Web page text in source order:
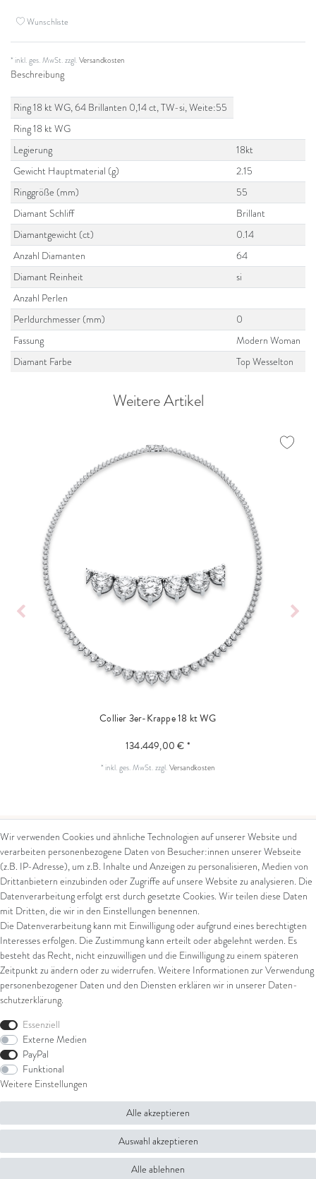
Wunschliste
* inkl. ges. MwSt. zzgl.Versandkosten
Beschreibung
Ring 18 kt WG, 64 Brillanten 0,14 ct, TW-si, Weite:55
Ring 18 kt WG
Legierung
18kt
Gewicht Hauptmaterial (g)
2.15
Ringgröße (mm)
55
Diamant Schliff
Brillant
Diamantgewicht (ct)
0.14
Anzahl Diamanten
64
Diamant Reinheit
si
Anzahl Perlen
Perldurchmesser (mm)
0
Fassung
Modern Woman
Diamant Farbe
Top Wesselton
Weitere Artikel
Collier 3er-Krappe 18 kt WG
134.449,00 € *
* inkl. ges. MwSt.zzgl.Versandkosten
Kontakt
Kontaktformular
Arena in Arte GmbH
Marktgasse 2,
8600 Dübendorf
Tel: +41 44 821 60 40
E-Mail:info@goldschmiede-
arena.com
Rechtliches
AGB
Impressum
Datenschutz
Widerrufsrecht
Zahlung und Versand
Widerrufsformular
© Copyright 2026 Arena in Arte GmbH | Alle Rechte vorbehalten.
Wir verwenden Cookies und ähnliche Technologien auf unserer Website und
verarbeiten personenbezogene Daten von Besucher:innen unserer Webseite
(z.B. IP-Adresse), um z.B. Inhalte und Anzeigen zu personalisieren, Medien von
Drittanbietern einzubinden oder Zugriffe auf unsere Website zu analysieren. Die
Datenverarbeitung erfolgt erst durch gesetzte Cookies. Wir teilen diese Daten
mit Dritten, die wir in den Einstellungen benennen.
Die Datenverarbeitung kann mit Einwilligung oder aufgrund eines berechtigten
Interesses erfolgen. Die Zustimmung kann erteilt oder abgelehnt werden. Es
besteht das Recht, nicht einzuwilligen und die Einwilligung zu einem späteren
Zeitpunkt zu ändern oder zu widerrufen. Weitere Informationen zur Verwendung
personenbezogener Daten und den Diensten erklären wir in unserer Daten­
schutz­erklärung.
Essenziell
Externe Medien
PayPal
Funktional
Weitere Einstellungen
Alle akzeptieren
Auswahl akzeptieren
Alle ablehnen